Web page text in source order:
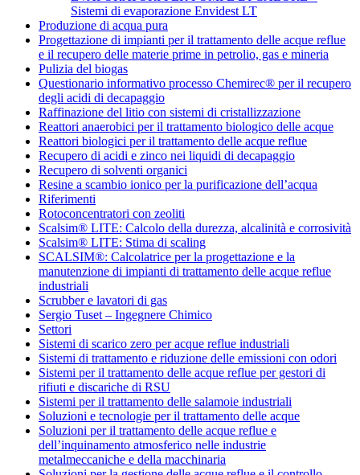
Sistemi di evaporazione Envidest LT
Produzione di acqua pura
Progettazione di impianti per il trattamento delle acque reflue
e il recupero delle materie prime in petrolio, gas e mineria
Pulizia del biogas
Questionario informativo processo Chemirec® per il recupero
degli acidi di decapaggio
Raffinazione del litio con sistemi di cristallizzazione
Reattori anaerobici per il trattamento biologico delle acque
Reattori biologici per il trattamento delle acque reflue
Recupero di acidi e zinco nei liquidi di decapaggio
Recupero di solventi organici
Resine a scambio ionico per la purificazione dell’acqua
Riferimenti
Rotoconcentratori con zeoliti
Scalsim® LITE: Calcolo della durezza, alcalinità e corrosività
Scalsim® LITE: Stima di scaling
SCALSIM®: Calcolatrice per la progettazione e la
manutenzione di impianti di trattamento delle acque reflue
industriali
Scrubber e lavatori di gas
Sergio Tuset – Ingegnere Chimico
Settori
Sistemi di scarico zero per acque reflue industriali
Sistemi di trattamento e riduzione delle emissioni con odori
Sistemi per il trattamento delle acque reflue per gestori di
rifiuti e discariche di RSU
Sistemi per il trattamento delle salamoie industriali
Soluzioni e tecnologie per il trattamento delle acque
Soluzioni per il trattamento delle acque reflue e
dell’inquinamento atmosferico nelle industrie
metalmeccaniche e della macchinaria